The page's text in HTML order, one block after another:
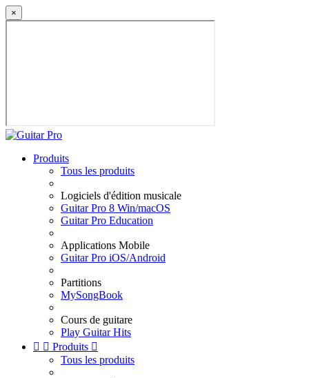
×
Produits
Tous les produits
Logiciels d'édition musicale
Guitar Pro 8 Win/macOS
Guitar Pro Education
Applications Mobile
Guitar Pro iOS/Android
Partitions
MySongBook
Cours de guitare
Play Guitar Hits
  Produits 
Tous les produits